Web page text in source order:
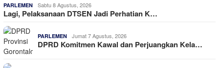
PARLEMEN Sabtu 8 Agustus, 2026
Lagi, Pelaksanaan DTSEN Jadi Perhatian K…
PARLEMEN Jumat 7 Agustus, 2026
DPRD Komitmen Kawal dan Perjuangkan Kela…